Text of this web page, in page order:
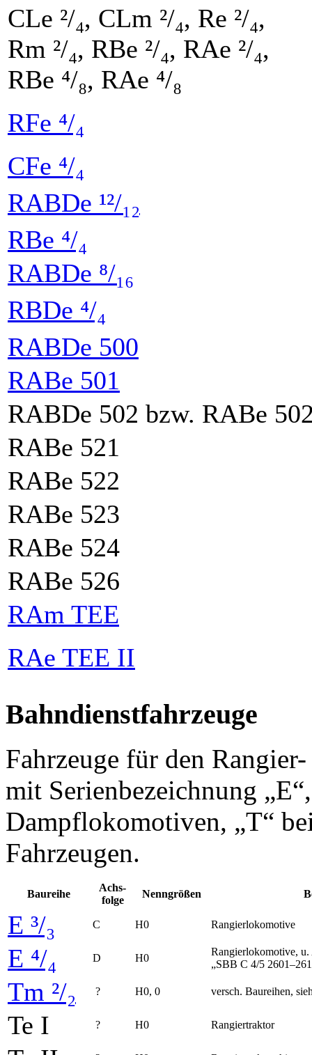
CLe ²/₄, CLm ²/₄, Re ²/₄,
Rm ²/₄, RBe ²/₄, RAe ²/₄,
RBe ⁴/₈, RAe ⁴/₈
RFe ⁴/₄
CFe ⁴/₄
RABDe ¹²/₁₂
RBe ⁴/₄
RABDe ⁸/₁₆
RBDe ⁴/₄
RABDe 500
RABe 501
RABDe 502 bzw. RABe
RABe 521
RABe 522
RABe 523
RABe 524
RABe 526
RAm TEE
RAe TEE II
Bahndienstfahrzeuge
Fahrzeuge für den
mit Serienbezeichnung
Dampflokomotiven, „T“
Fahrzeugen.
Baureihe
Achs­
folge
Nenn­größen
E ³/₃ C H0 Rangier­lokomotive
E ⁴/₄ D H0
Rangier­lokomotive, u.
„SBB C 4/5
Tm ²/₂ ? H0, 0 versch. Baureihen,
Te I ? H0 Rangier­traktor